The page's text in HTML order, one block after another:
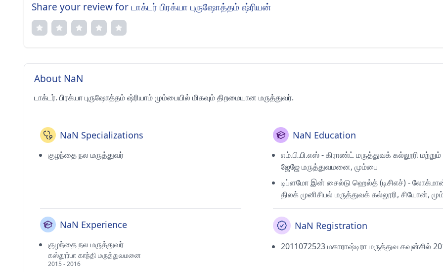
Share your review for டாக்டர் பிரக்யா புருஷோத்தம் ஷ்ரியன்
About NaN
டாக்டர். பிரக்யா புருஷோத்தம் ஷ்ரியாம் மும்பையில் மிகவும் திறமையான மருத்துவர்.
NaN Specializations
குழந்தை நல மருத்துவர்
NaN Education
எம்.பி.பி.எஸ் - கிராண்ட் மருத்துவக் கல்லூரி மற்றும்
ஜேஜே மருத்துவமனை, மும்பை
டிப்ளமோ இன் சைல்டு ஹெல்த் (டிசிஎச்) -
திலக் முனிசிபல் மருத்துவக் கல்லூரி, சியோன்,
NaN Experience
குழந்தை நல மருத்துவர்
கஸ்தூர்பா காந்தி மருத்துவமனை
2015 - 2016
NaN Registration
2011072523 மகாராஷ்டிரா மருத்துவ கவுன்சில்